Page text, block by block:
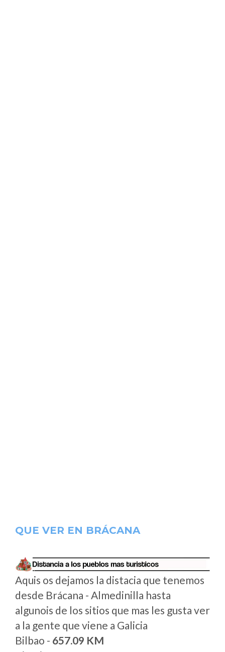
QUE VER EN BRÁCANA
Aquis os dejamos la distacia que tenemos
desde Brácana - Almedinilla hasta
algunois de los sitios que mas les gusta ver
a la gente que viene a Galicia
Bilbao - 657.09 KM